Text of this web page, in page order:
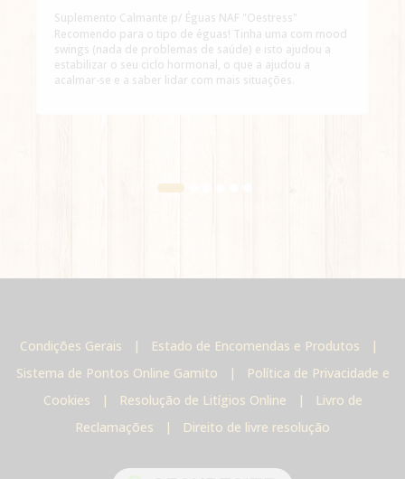
Suplemento Calmante p/ Éguas NAF "Oestress"
Recomendo para o tipo de éguas! Tinha uma com mood
swings (nada de problemas de saúde) e isto ajudou a
estabilizar o seu ciclo hormonal, o que a ajudou a
acalmar-se e a saber lidar com mais situações.
Condições Gerais | Estado de Encomendas e Produtos |
Sistema de Pontos Online Gamito |
Política de Privacidade e
Cookies | Resolução de Litígios Online |
Livro de
Reclamações | Direito de livre resolução